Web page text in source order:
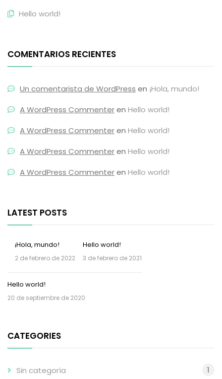
Hello world!
COMENTARIOS RECIENTES
Un comentarista de WordPress en ¡Hola, mundo!
A WordPress Commenteren Hello world!
A WordPress Commenteren Hello world!
A WordPress Commenteren Hello world!
A WordPress Commenteren Hello world!
LATEST POSTS
¡Hola, mundo!
2 de febrero de 2022
Hello world!
3 de febrero de 2021
Hello world!
20 de septiembre de 2020
CATEGORIES
Sin categoría 1